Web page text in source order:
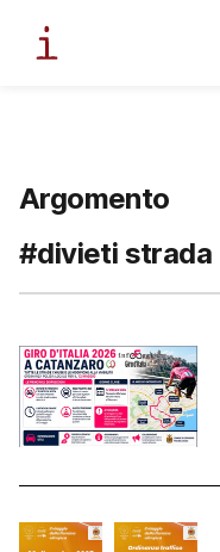
Argomento
#divieti strada